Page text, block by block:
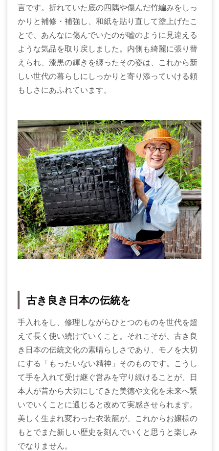
言です。折れていた底の四隅や傷んだ竹編みをしっ
かりと補修・補強し、和紙を貼り直して塗上げたこ
とで、あんなに傷んでいたのが嘘のように見違える
ような気品を取り戻しました。内側も綺麗に張り替
えられ、漆黒の輝きを纏ったその姿は、これから新
しい世代の暮らしにしっかりと寄り添っていける頼
もしさにあふれています。
古き良き日本の伝統を
手入れをし、修理しながらひとつのものを世代を超
えて長く使い続けていくこと。それこそが、古き良
き日本の伝統文化の素晴らしさであり、モノを大切
にする「もったいない精神」そのものです。こうし
て手を入れて受け継ぐ営みを守り続けることが、日
本人が昔から大切にしてきた美徳や文化を未来へ繋
いでいくことに通じると改めて実感させられます。
美しく生まれ変わった衣装籠が、これからお嬢様の
もとでまた新しい歴史を刻んでいくと思うと楽しみ
でなりません。